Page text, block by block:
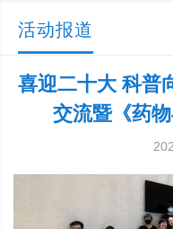
活动报道
喜迎二十大 科普
交流暨《药